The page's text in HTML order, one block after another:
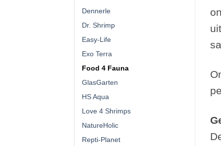
Dennerle
Dr. Shrimp
Easy-Life
Exo Terra
Food 4 Fauna
GlasGarten
HS Aqua
Love 4 Shrimps
NatureHolic
Repti-Planet